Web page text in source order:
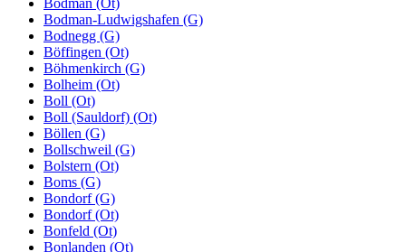
Bodman-Ludwigshafen (G)
Bodnegg (G)
Böffingen (Ot)
Böhmenkirch (G)
Bolheim (Ot)
Boll (Ot)
Boll (Sauldorf) (Ot)
Böllen (G)
Bollschweil (G)
Bolstern (Ot)
Boms (G)
Bondorf (G)
Bondorf (Ot)
Bonfeld (Ot)
Bonlanden (Ot)